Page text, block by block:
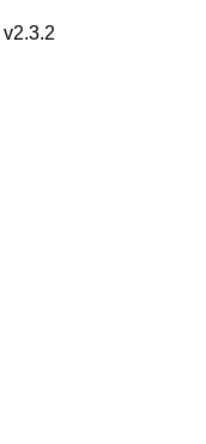
v2.3.2